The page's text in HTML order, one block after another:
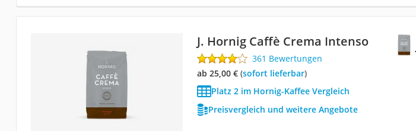
J. Hornig Caffè Crema Intenso
361 Bewertungen
ab 25,00 €( Sofort lieferbar)
Platz 2 im Hornig-Kaffee Vergleich
Preisvergleich und weitere Angebote